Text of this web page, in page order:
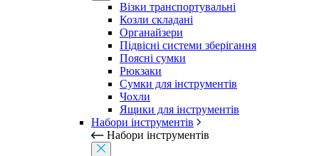
Візки транспортувальні
Козли складані
Органайзери
Підвісні системи зберігання
Поясні сумки
Рюкзаки
Сумки для інструментів
Чохли
Ящики для інструментів
Набори інструментів
Набори інструментів